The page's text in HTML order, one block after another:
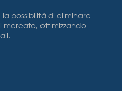
la possibilità di eliminare
mercato, ottimizzando